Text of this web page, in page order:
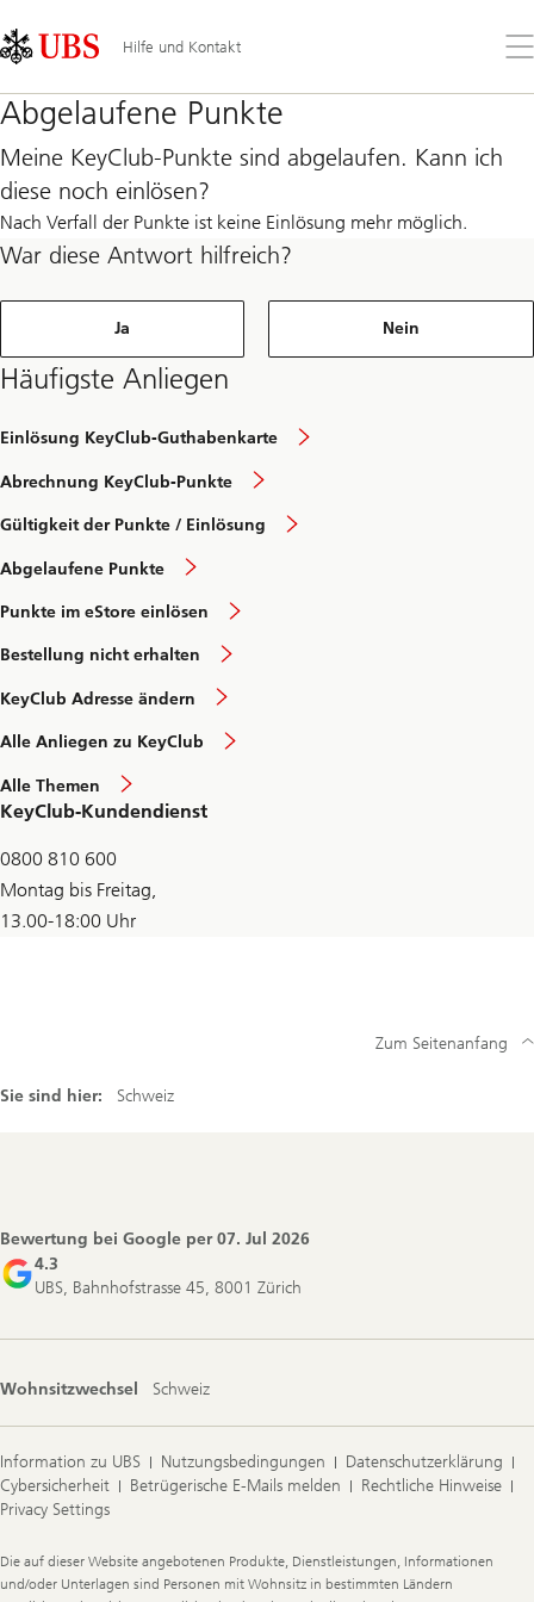
Links
Area
Hilfe und Kontakt
Sie
Abgelaufene Punkte
Meine KeyClub-Punkte sind abgelaufen. Kann ich
diese noch einlösen?
Nach Verfall der Punkte ist keine Einlösung mehr möglich.
War diese Antwort hilfreich?
Ja Nein
Häufigste Anliegen
Einlösung KeyClub-Guthabenkarte
Abrechnung KeyClub-Punkte
Gültigkeit der Punkte / Einlösung
Abgelaufene Punkte
Punkte im eStore einlösen
Bestellung nicht erhalten
KeyClub Adresse ändern
Alle Anliegen zu KeyClub
Alle Themen
KeyClub-Kundendienst
0800 810 600
Montag bis Freitag,
13.00-18:00 Uhr
Sie sind hier: Schweiz
Zum Seitenanfang
Bewertung bei Google per07. Jul 2026
4.3
UBS, Bahnhofstrasse 45, 8001 Zürich
Wohnsitzwechsel Schweiz
Information zu UBS Nutzungsbedingungen
Datenschutzerklärung
Cybersicherheit
Betrügerische E-Mails melden
Rechtliche Hinweise
Privacy Settings
Legal
Information
Die auf dieser Website angebotenen Produkte, Dienstleistungen, Informationen
und/oder Unterlagen sind Personen mit Wohnsitz in bestimmten Ländern